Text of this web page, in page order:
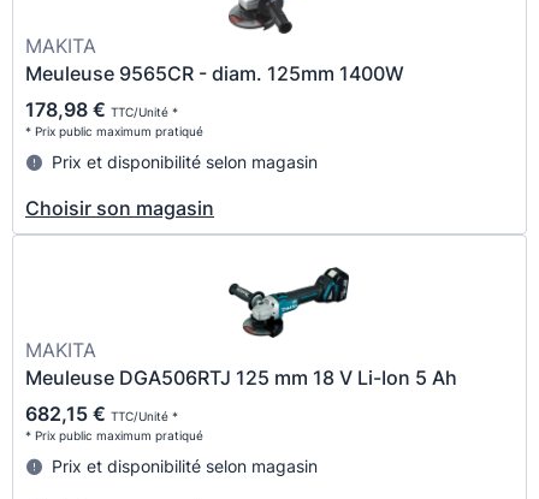
MAKITA
Meuleuse 9565CR - diam. 125mm 1400W
178,98 € TTC/Unité *
* Prix public maximum pratiqué
Prix et disponibilité selon magasin
Choisir son magasin
MAKITA
Meuleuse DGA506RTJ 125 mm 18 V Li-Ion 5 Ah
682,15 € TTC/Unité *
* Prix public maximum pratiqué
Prix et disponibilité selon magasin